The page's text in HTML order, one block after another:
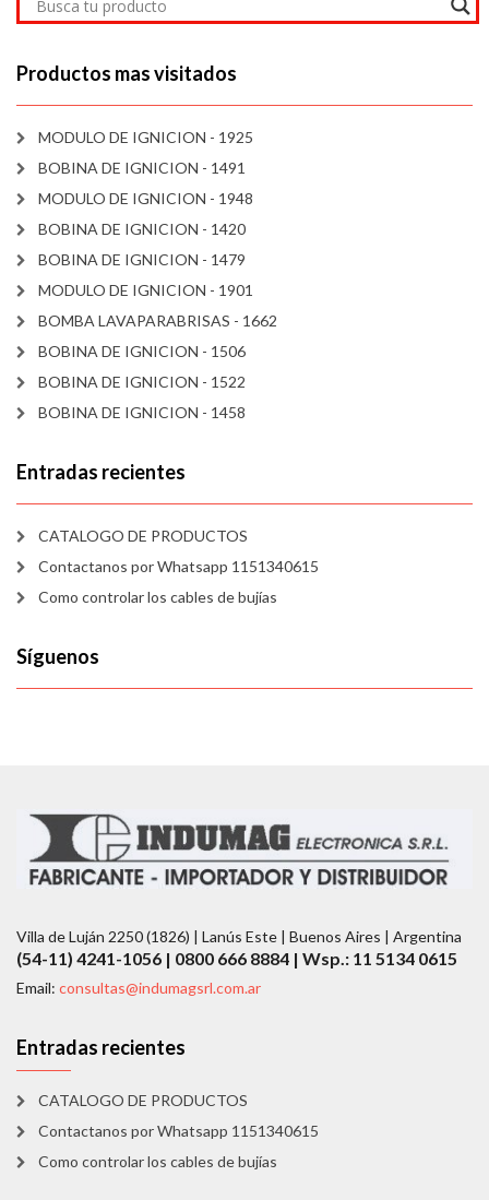
Productos mas visitados
MODULO DE IGNICION - 1925
BOBINA DE IGNICION - 1491
MODULO DE IGNICION - 1948
BOBINA DE IGNICION - 1420
BOBINA DE IGNICION - 1479
MODULO DE IGNICION - 1901
BOMBA LAVAPARABRISAS - 1662
BOBINA DE IGNICION - 1506
BOBINA DE IGNICION - 1522
BOBINA DE IGNICION - 1458
Entradas recientes
CATALOGO DE PRODUCTOS
Contactanos por Whatsapp 1151340615
Como controlar los cables de bujías
Síguenos
Villa de Luján 2250 (1826) | Lanús Este | Buenos Aires | Argentina
(54-11) 4241-1056 | 0800 666 8884 | Wsp.: 11 5134 0615
Email: consultas@indumagsrl.com.ar
Entradas recientes
CATALOGO DE PRODUCTOS
Contactanos por Whatsapp 1151340615
Como controlar los cables de bujías